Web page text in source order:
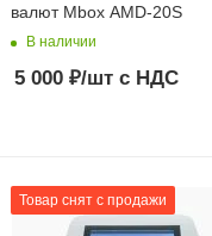
валют Mbox AMD-20S
В наличии
5 000 ₽/шт с НДС
Товар снят с продажи